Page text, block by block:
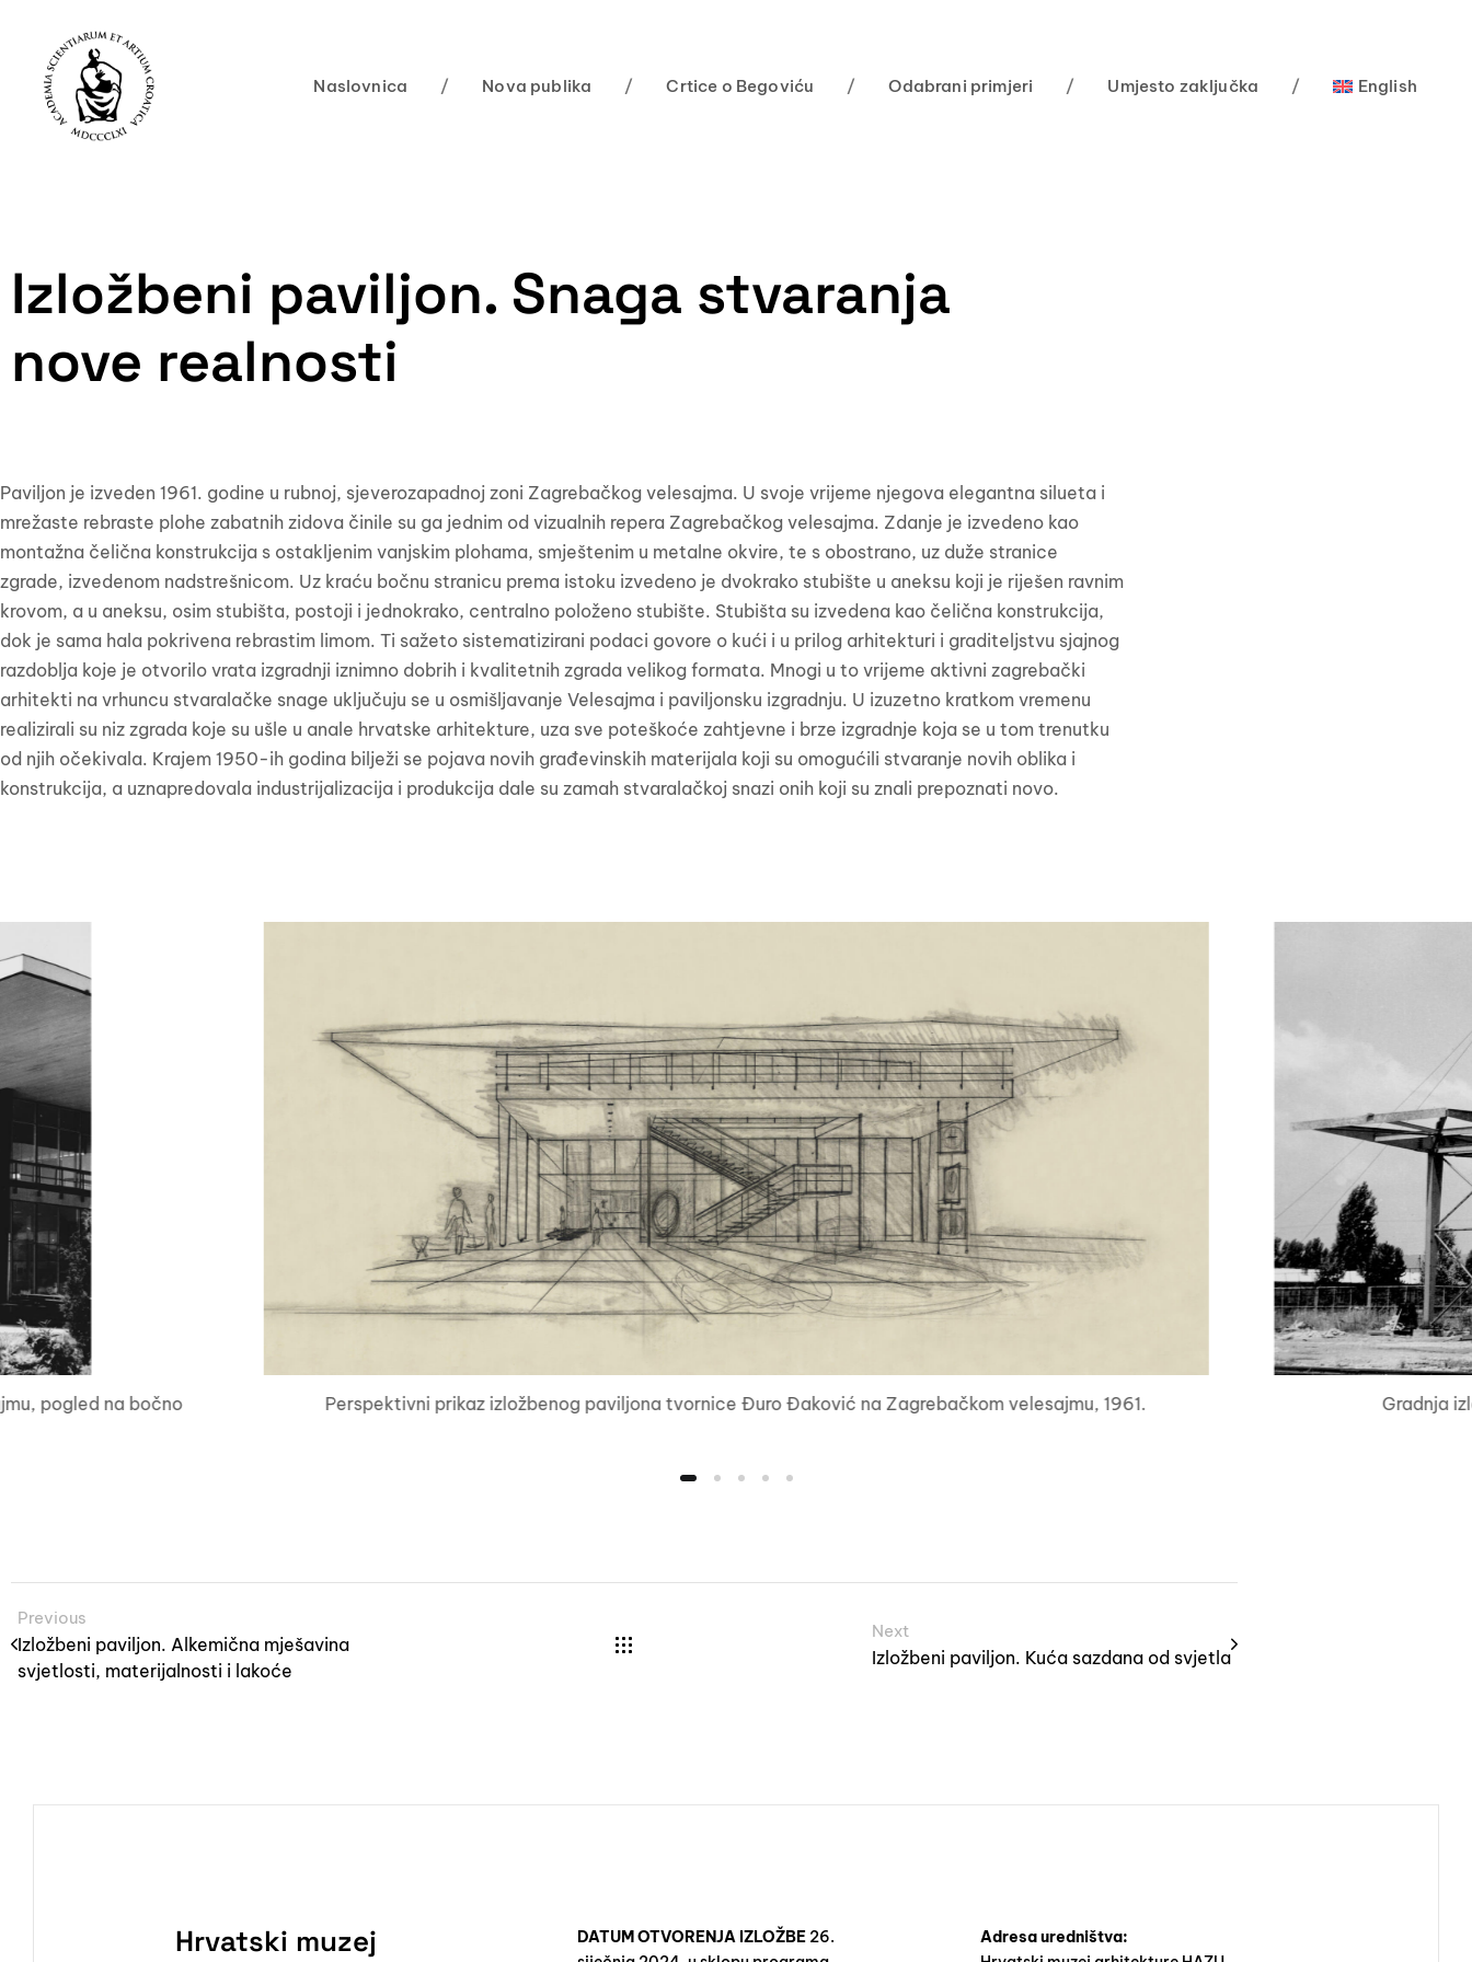
Naslovnica / Nova publika / Crtice o Begoviću / Odabrani primjeri / Umjesto zaključka / English
Izložbeni paviljon. Snaga stvaranja
nove realnosti
Paviljon je izveden 1961. godine u rubnoj, sjeverozapadnoj zoni Zagrebačkog velesajma. U svoje vrijeme njegova elegantna silueta i
mrežaste rebraste plohe zabatnih zidova činile su ga jednim od vizualnih repera Zagrebačkog velesajma. Zdanje je izvedeno kao
montažna čelična konstrukcija s ostakljenim vanjskim plohama, smještenim u metalne okvire, te s obostrano, uz duže stranice
zgrade, izvedenom nadstrešnicom. Uz kraću bočnu stranicu prema istoku izvedeno je dvokrako stubište u aneksu koji je riješen ravnim
krovom, a u aneksu, osim stubišta, postoji i jednokrako, centralno položeno stubište. Stubišta su izvedena kao čelična konstrukcija,
dok je sama hala pokrivena rebrastim limom. Ti sažeto sistematizirani podaci govore o kući i u prilog arhitekturi i graditeljstvu sjajnog
razdoblja koje je otvorilo vrata izgradnji iznimno dobrih i kvalitetnih zgrada velikog formata. Mnogi u to vrijeme aktivni zagrebački
arhitekti na vrhuncu stvaralačke snage uključuju se u osmišljavanje Velesajma i paviljonsku izgradnju. U izuzetno kratkom vremenu
realizirali su niz zgrada koje su ušle u anale hrvatske arhitekture, uza sve poteškoće zahtjevne i brze izgradnje koja se u tom trenutku
od njih očekivala. Krajem 1950-ih godina bilježi se pojava novih građevinskih materijala koji su omogućili stvaranje novih oblika i
konstrukcija, a uznapredovala industrijalizacija i produkcija dale su zamah stvaralačkoj snazi onih koji su znali prepoznati novo.
Perspektivni prikaz izložbenog paviljona tvornice Đuro Đaković na Zagrebačkom velesajmu, 1961. Gradnja
pogled na bočno
Previous
Izložbeni paviljon. Alkemična mješavina
svjetlosti, materijalnosti i lakoće
Next
Izložbeni paviljon. Kuća sazdana od svjetla
Hrvatski muzej
DATUM OTVORENJA IZLOŽBE 26.
Adresa uredništva: